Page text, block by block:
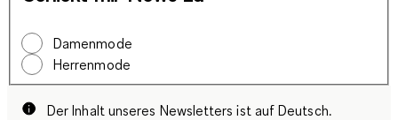
Damenmode
Herrenmode
Der Inhalt unseres Newsletters ist auf Deutsch.